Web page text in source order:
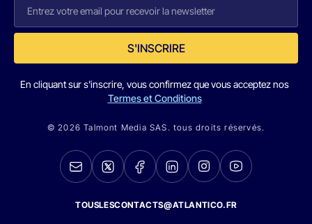
S'INSCRIRE
En cliquant sur s'inscrire, vous confirmez que vous acceptez nos
Termes et Conditions
© 2026 Talmont Media SAS. tous droits réservés.
TOUSLESCONTACTS@ATLANTICO.FR